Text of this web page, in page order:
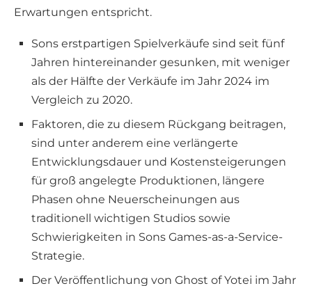
Erwartungen entspricht.
Sons erstpartigen Spielverkäufe sind seit fünf
Jahren hintereinander gesunken, mit weniger
als der Hälfte der Verkäufe im Jahr 2024 im
Vergleich zu 2020.
Faktoren, die zu diesem Rückgang beitragen,
sind unter anderem eine verlängerte
Entwicklungsdauer und Kostensteigerungen
für groß angelegte Produktionen, längere
Phasen ohne Neuerscheinungen aus
traditionell wichtigen Studios sowie
Schwierigkeiten in Sons Games-as-a-Service-
Strategie.
Der Veröffentlichung von Ghost of Yotei im Jahr